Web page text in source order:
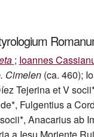
; Ioannes
Cimelen(ca. 460);
Tejerina et V
Fulgentius a
Anacarius ab